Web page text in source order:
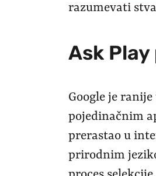
razumevati
Ask
Google je
pojedinačnim
prerastao u
prirodnim